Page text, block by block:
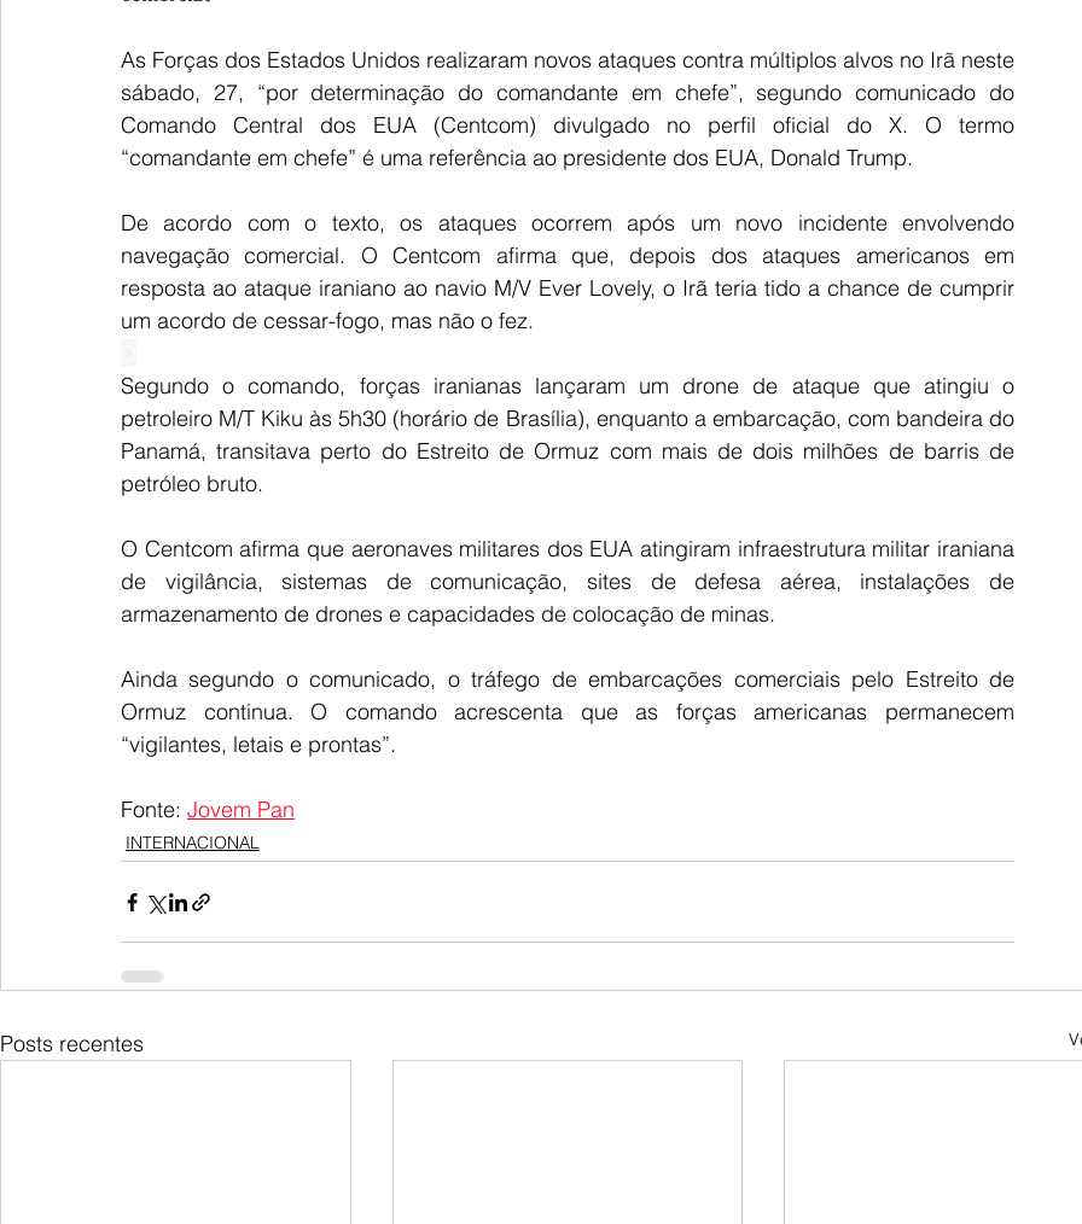
As Forças dos Estados Unidos realizaram novos ataques contra múltiplos alvos no Irã neste
sábado, 27, “por determinação do comandante em chefe”, segundo comunicado do
Comando Central dos EUA (Centcom) divulgado no perfil oficial do X. O termo
“comandante em chefe” é uma referência ao presidente dos EUA, Donald Trump.
De acordo com o texto, os ataques ocorrem após um novo incidente envolvendo
navegação comercial. O Centcom afirma que, depois dos ataques americanos em
resposta ao ataque iraniano ao navio M/V Ever Lovely, o Irã teria tido a chance de cumprir
um acordo de cessar-fogo, mas não o fez.
Segundo o comando, forças iranianas lançaram um drone de ataque que atingiu o
petroleiro M/T Kiku às 5h30 (horário de Brasília), enquanto a embarcação, com bandeira do
Panamá, transitava perto do Estreito de Ormuz com mais de dois milhões de barris de
petróleo bruto.
O Centcom afirma que aeronaves militares dos EUA atingiram infraestrutura militar iraniana
de vigilância, sistemas de comunicação, sites de defesa aérea, instalações de
armazenamento de drones e capacidades de colocação de minas.
Ainda segundo o comunicado, o tráfego de embarcações comerciais pelo Estreito de
Ormuz continua. O comando acrescenta que as forças americanas permanecem
“vigilantes, letais e prontas”.
Fonte: Jovem Pan
INTERNACIONAL
Posts recentes